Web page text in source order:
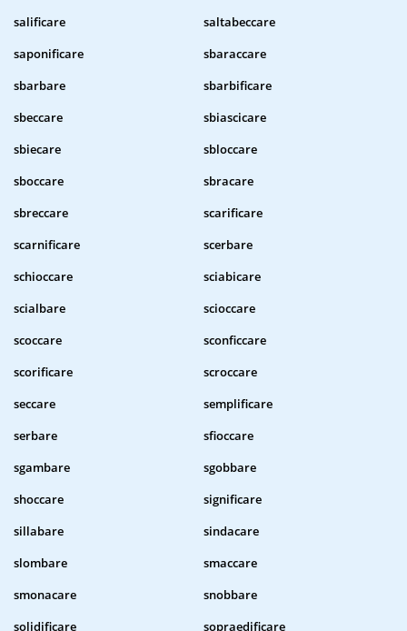
salificare
saltabeccare
saponificare
sbaraccare
sbarbare
sbarbificare
sbeccare
sbiascicare
sbiecare
sbloccare
sboccare
sbracare
sbreccare
scarificare
scarnificare
scerbare
schioccare
sciabicare
scialbare
scioccare
scoccare
sconficcare
scorificare
scroccare
seccare
semplificare
serbare
sfioccare
sgambare
sgobbare
shoccare
significare
sillabare
sindacare
slombare
smaccare
smonacare
snobbare
solidificare
sopraedificare